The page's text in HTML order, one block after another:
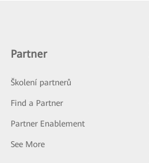
Partner
Školení partnerů
Find a Partner
Partner Enablement
See More